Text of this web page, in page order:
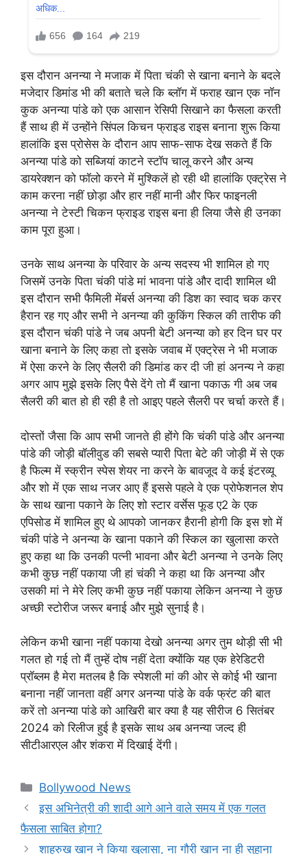
इस दौरान अनन्या ने मजाक में पिता चंकी से खाना बनाने के बदले
मजेदार डिमांड भी की बताते चले कि ब्लॉग में फराह खान एक नॉन
कुक अनन्या पांडे को एक आसान रेसिपी सिखाने का फैसला करती
हैं साथ ही में उन्होंने सिंपल किचन फ्राइड राइस बनाना शुरू किया
हालांकि इस प्रोसेस के दौरान आप साफ-साफ देख सकते हैं कि
अनन्या पांडे को सब्जियां काटने स्टॉप चालू करने और अन्य
डायरेक्शन को फॉलो करने में मुश्किलें हो रही थी हालांकि एक्ट्रेस ने
काम करना नहीं छोड़ा और हार नहीं मानी और फिर फाइनली
अनन्या ने टेस्टी चिकन फ्राइड राइस बना ही लिया जैसे ही उनका
काम पूरा हुआ।
उनके साथ अनन्या के परिवार के अन्य सदस्य भी शामिल हो गए
जिसमें उनके पिता चंकी पांडे मां भावना पांडे और दादी शामिल थी
इस दौरान सभी फैमिली मेंबर्स अनन्या की डिश का स्वाद चक करर
हैरान रह गए और सभी ने अनन्या की कुकिंग स्किल की तारीफ की
इस दौरान चंकी पांडे ने जब अपनी बेटी अनन्या को हर दिन घर पर
खाना बनाने के लिए कहा तो इसके जवाब में एक्ट्रेस ने भी मजाक
में ऐसा करने के लिए सैलरी की डिमांड कर दी जी हां अनन्य ने कहा
अगर आप मुझे इसके लिए पैसे देंगे तो मैं खाना पकाऊ गी अब जब
सैलरी की बात हो ही रही है तो आइए पहले सैलरी पर चर्चा करते हैं।
दोस्तों जैसा कि आप सभी जानते ही होंगे कि चंकी पांडे और अनन्या
पांडे की जोड़ी बॉलीवुड की सबसे प्यारी पिता बेटे की जोड़ी में से एक
है फिल्म में स्क्रीन स्पेस शेयर ना करने के बावजूद वे कई इंटरव्यू
और शो में एक साथ नजर आए हैं इससे पहले वे एक प्रोफेशनल शेप
के साथ खाना पकाने के लिए शो स्टार वर्सेस फूड ए2 के एक
एपिसोड में शामिल हुए थे आपको जानकर हैरानी होगी कि इस शो में
चंकी पांडे ने अनन्या के खाना पकाने की स्किल का खुलासा करते
हुए कहा था कि उनकी पत्नी भावना और बेटी अनन्या ने उनके लिए
कभी कुछ नहीं पकाया जी हां चंकी ने कहा था कि अनन्या और
उसकी मां ने मेरे लिए कभी कुछ नहीं पकाया लेकिन अनन्या ने कुछ
अच्छी स्टोरीज जरूर बनाई और मुझे सुनाई है।
लेकिन कभी खाना नहीं पकाया देखो अनन्या अगर तुम थोड़ी सी भी
गलत हो गई तो मैं तुम्हें दोष नहीं देता क्योंकि यह एक हेरेडिटरी
प्रॉब्लम है मेरा मतलब है कि स्पेशली मां की ओर से कोई भी खाना
बनाना नहीं जानता वहीं अगर अनन्या पांडे के वर्क फ्रंट की बात
करें तो अनन्या पांडे को आखिरी बार क्या है यह सीरीज 6 सितंबर
2024 को रिलीज हुई है इसके साथ अब अनन्या जल्द ही
सीटीआरएल और शंकरा में दिखाई देंगी।
Categories
Bollywood News
इस अभिनेत्री की शादी आगे आने वाले समय में एक गलत
फैसला साबित होगा?
शाहरुख खान ने किया खुलासा, ना गौरी खान ना ही सुहाना